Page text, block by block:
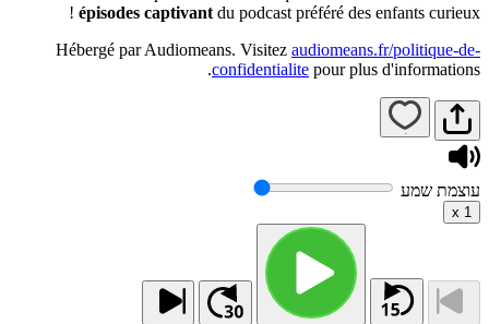
épisodes captivant du podcast préféré des enfants curieux !
Hébergé par Audiomeans. Visitez audiomeans.fr/politique-de-
confidentialite pour plus d'informations.
עוצמת שמע
1